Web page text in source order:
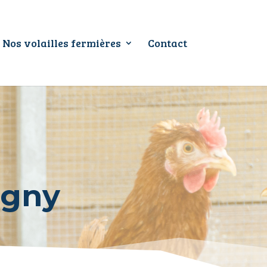
Nos volailles fermières Contact